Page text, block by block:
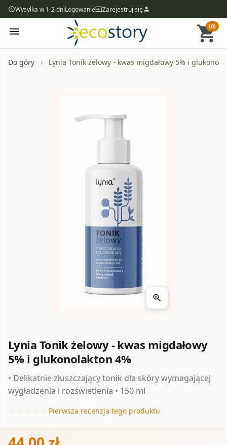
access_timeWysyłka w 1-2 dniLogowanieinputZarejestruj sięperson
menu shopping_cart
(0)
Do góry Lynia Tonik żelowy - kwas migdałowy 5% i
zoom_in
Lynia Tonik żelowy - kwas migdałowy
5% i glukonolakton 4%
• Delikatnie złuszczający tonik dla skóry wymagającej
wygładzenia i rozświetlenia • 150 ml
star_border star_border star_border star_border star_borderPierwsza recenzja tego produktu